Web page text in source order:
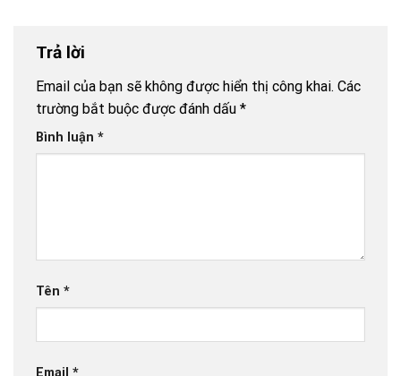
Trả lời
Email của bạn sẽ không được hiển thị công khai. Các
trường bắt buộc được đánh dấu *
Bình luận *
Tên *